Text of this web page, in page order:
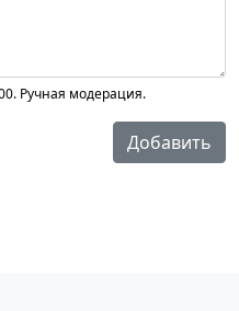
Ручная модерация.
Добавить